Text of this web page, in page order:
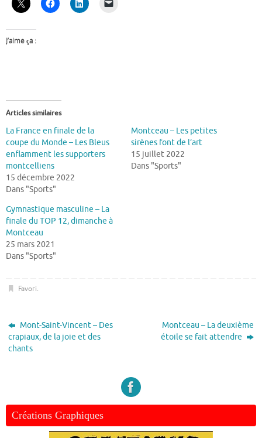
J’aime ça :
Articles similaires
La France en finale de la
coupe du Monde – Les Bleus
enflamment les supporters
montcelliens
15 décembre 2022
Dans "Sports"
Montceau – Les petites
sirènes font de l’art
15 juillet 2022
Dans "Sports"
Gymnastique masculine – La
finale du TOP 12, dimanche à
Montceau
25 mars 2021
Dans "Sports"
Favori.
Mont-Saint-Vincent – Des
crapiaux, de la joie et des
chants
Montceau – La deuxième
étoile se fait attendre
Créations Graphiques